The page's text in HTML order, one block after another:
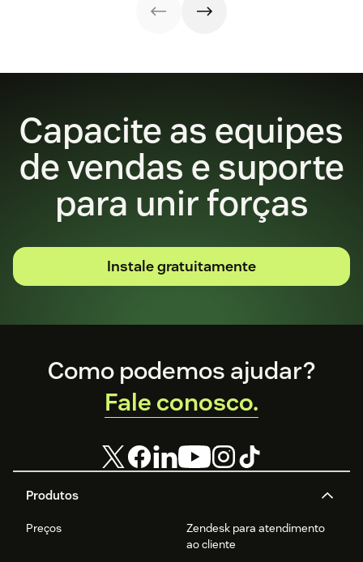
Capacite as equipes
de vendas e suporte
para unir forças
Instale gratuitamente
Footer
Produtos
Preços
Zendesk para atendimento
ao cliente
Como podemos ajudar?
Fale conosco.